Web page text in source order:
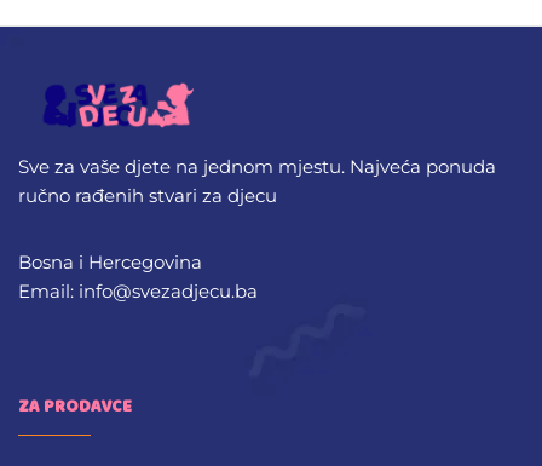
Sve za vaše djete na jednom mjestu. Najveća ponuda
ručno rađenih stvari za djecu
Bosna i Hercegovina
Email: info@svezadjecu.ba
ZA PRODAVCE